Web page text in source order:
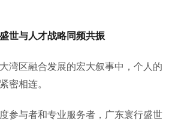
世与人才战略同频共振
湾区融合发展的宏大叙事中，个人的
密相连。
参与者和专业服务者，广东寰行盛世